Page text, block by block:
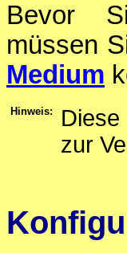
Bevor
müssen
Medium
Hinweis:
zur